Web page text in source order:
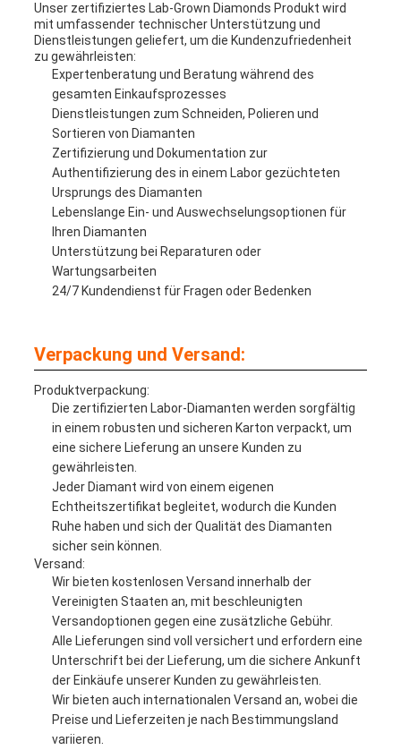
Unser zertifiziertes Lab-Grown Diamonds Produkt wird
mit umfassender technischer Unterstützung und
Dienstleistungen geliefert, um die Kundenzufriedenheit
zu gewährleisten:
Expertenberatung und Beratung während des
gesamten Einkaufsprozesses
Dienstleistungen zum Schneiden, Polieren und
Sortieren von Diamanten
Zertifizierung und Dokumentation zur
Authentifizierung des in einem Labor gezüchteten
Ursprungs des Diamanten
Lebenslange Ein- und Auswechselungsoptionen für
Ihren Diamanten
Unterstützung bei Reparaturen oder
Wartungsarbeiten
24/7 Kundendienst für Fragen oder Bedenken
Verpackung und Versand:
Produktverpackung:
Die zertifizierten Labor-Diamanten werden sorgfältig
in einem robusten und sicheren Karton verpackt, um
eine sichere Lieferung an unsere Kunden zu
gewährleisten.
Jeder Diamant wird von einem eigenen
Echtheitszertifikat begleitet, wodurch die Kunden
Ruhe haben und sich der Qualität des Diamanten
sicher sein können.
Versand:
Wir bieten kostenlosen Versand innerhalb der
Vereinigten Staaten an, mit beschleunigten
Versandoptionen gegen eine zusätzliche Gebühr.
Alle Lieferungen sind voll versichert und erfordern eine
Unterschrift bei der Lieferung, um die sichere Ankunft
der Einkäufe unserer Kunden zu gewährleisten.
Wir bieten auch internationalen Versand an, wobei die
Preise und Lieferzeiten je nach Bestimmungsland
variieren.